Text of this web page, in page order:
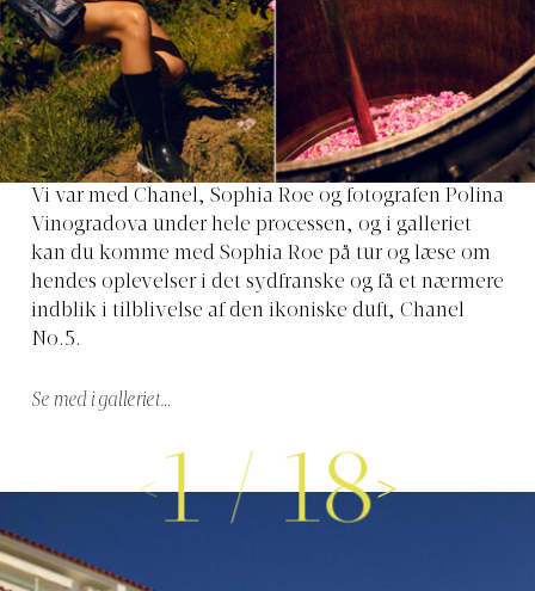
Vi var med Chanel, Sophia Roe og fotografen Polina
Vinogradova under hele processen, og i galleriet
kan du komme med Sophia Roe på tur og læse om
hendes oplevelser i det sydfranske og få et nærmere
indblik i tilblivelse af den ikoniske duft, Chanel
No.5.
Se med i galleriet…
1/18